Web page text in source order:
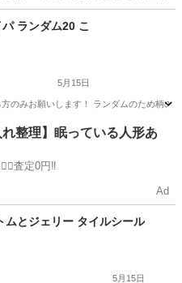
ランダム20 こ
5月15日
のみお願いします！ ランダムのため柄の
ゃん
れ整理】眠っている人形あ
査定0円‼️
Ad
ムとジェリー タイルシール
5月15日